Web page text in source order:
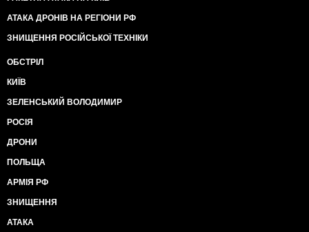
АТАКА ДРОНІВ НА РЕГІОНИ РФ
ЗНИЩЕННЯ РОСІЙСЬКОЇ ТЕХНІКИ
ОБСТРІЛ
КИЇВ
ЗЕЛЕНСЬКИЙ ВОЛОДИМИР
РОСІЯ
ДРОНИ
ПОЛЬЩА
АРМІЯ РФ
ЗНИЩЕННЯ
АТАКА